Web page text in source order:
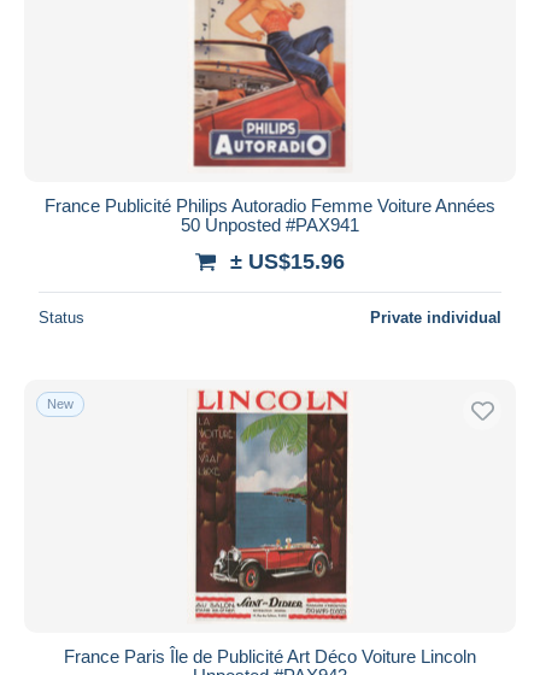
France Publicité Philips Autoradio Femme Voiture Années
50 Unposted #PAX941
± US$15.96
Status Private individual
New
France Paris Île de Publicité Art Déco Voiture Lincoln